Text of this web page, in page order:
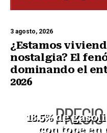
3 agosto, 2026
¿Estamos
nostalgia? El
dominando el
2026
18.5% de
con tope en